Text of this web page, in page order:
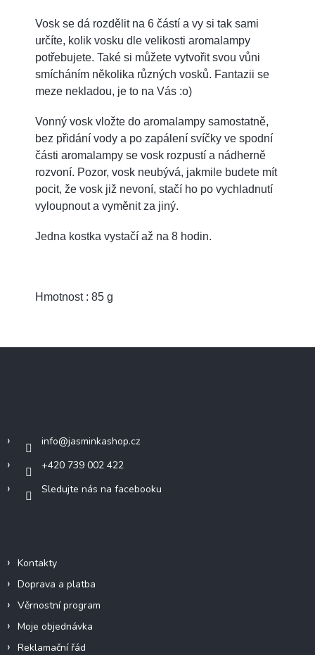
Vosk se dá rozdělit na 6 částí a vy si tak sami
určíte, kolik vosku dle velikosti aromalampy
potřebujete. Také si můžete vytvořit svou vůni
smícháním několika různých vosků. Fantazii se
meze nekladou, je to na Vás :o)
Vonný vosk vložte do aromalampy samostatně,
bez přidání vody a po zapálení svíčky ve spodní
části aromalampy se vosk rozpustí a nádherně
rozvoní. Pozor, vosk neubývá, jakmile budete mít
pocit, že vosk již nevoní, stačí ho po vychladnutí
vyloupnout a vyměnit za jiný.
Jedna kostka vystačí až na 8 hodin.
Hmotnost : 85 g
info@jasminkashop.cz
+420 739 002 422
Sledujte nás na facebooku
Kontakty
Doprava a platba
Věrnostní program
Moje objednávka
Reklamační řád